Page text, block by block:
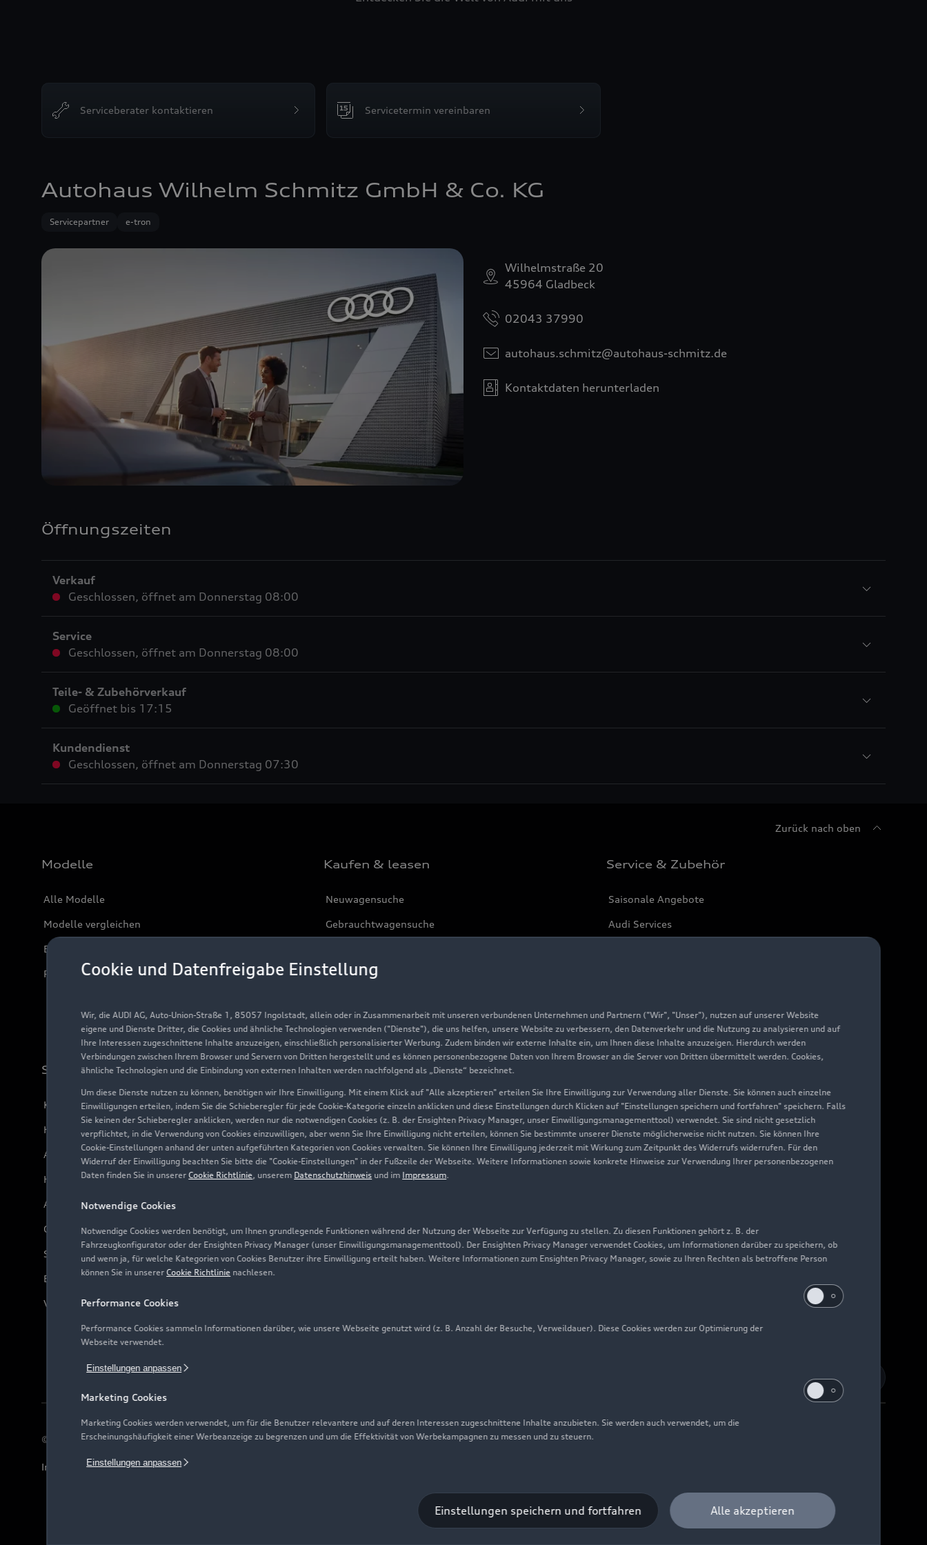
Cookie und Datenfreigabe Einstellung
Wir, die AUDI AG, Auto-Union-Straße 1, 85057 Ingolstadt, allein oder in Zusammenarbeit mit unseren verbundenen Unternehmen und Partnern ("Wir", "Unser"), nutzen auf unserer Website
eigene und Dienste Dritter, die Cookies und ähnliche Technologien verwenden ("Dienste"), die uns helfen, unsere Website zu verbessern, den Datenverkehr und die Nutzung zu analysieren und auf
Ihre Interessen zugeschnittene Inhalte anzuzeigen, einschließlich personalisierter Werbung. Zudem binden wir externe Inhalte ein, um Ihnen diese Inhalte anzuzeigen. Hierdurch werden
Verbindungen zwischen Ihrem Browser und Servern von Dritten hergestellt und es können personenbezogene Daten von Ihrem Browser an die Server von Dritten übermittelt werden. Cookies,
ähnliche Technologien und die Einbindung von externen Inhalten werden nachfolgend als „Dienste“ bezeichnet.
Um diese Dienste nutzen zu können, benötigen wir Ihre Einwilligung. Mit einem Klick auf "Alle akzeptieren" erteilen Sie Ihre Einwilligung zur Verwendung aller Dienste. Sie können auch einzelne
Einwilligungen erteilen, indem Sie die Schieberegler für jede Cookie-Kategorie einzeln anklicken und diese Einstellungen durch Klicken auf "Einstellungen speichern und fortfahren" speichern. Falls
Sie keinen der Schieberegler anklicken, werden nur die notwendigen Cookies (z. B. der Ensighten Privacy Manager, unser Einwilligungsmanagementtool) verwendet. Sie sind nicht gesetzlich
verpflichtet, in die Verwendung von Cookies einzuwilligen, aber wenn Sie Ihre Einwilligung nicht erteilen, können Sie bestimmte unserer Dienste möglicherweise nicht nutzen. Sie können Ihre
Cookie-Einstellungen anhand der unten aufgeführten Kategorien von Cookies verwalten. Sie können Ihre Einwilligung jederzeit mit Wirkung zum Zeitpunkt des Widerrufs widerrufen. Für den
Widerruf der Einwilligung beachten Sie bitte die "Cookie-Einstellungen" in der Fußzeile der Webseite. Weitere Informationen sowie konkrete Hinweise zur Verwendung Ihrer personenbezogenen
Daten finden Sie in unsererCookie Richtlinie, unserem Datenschutzhinweis und im Impressum.
Notwendige Cookies
Notwendige Cookies werden benötigt, um Ihnen grundlegende Funktionen während der Nutzung der Webseite zur Verfügung zu stellen. Zu diesen Funktionen gehört z. B. der
Fahrzeugkonfigurator oder der Ensighten Privacy Manager (unser Einwilligungsmanagementtool). Der Ensighten Privacy Manager verwendet Cookies, um Informationen darüber zu speichern, ob
und wenn ja, für welche Kategorien von Cookies Benutzer ihre Einwilligung erteilt haben. Weitere Informationen zum Ensighten Privacy Manager, sowie zu Ihren Rechten als betroffene Person
können Sie in unsererCookie Richtlinie nachlesen.
Performance Cookies
Performance Cookies sammeln Informationen darüber, wie unsere Webseite genutzt wird (z. B. Anzahl der Besuche, Verweildauer). Diese Cookies werden zur Optimierung der
Webseite verwendet.
Einstellungen anpassen
Marketing Cookies
Marketing Cookies werden verwendet, um für die Benutzer relevantere und auf deren Interessen zugeschnittene Inhalte anzubieten. Sie werden auch verwendet, um die
Erscheinungshäufigkeit einer Werbeanzeige zu begrenzen und um die Effektivität von Werbekampagnen zu messen und zu steuern.
Einstellungen anpassen
Alle akzeptieren
Einstellungen speichern und fortfahren
Serviceberater kontaktieren Servicetermin vereinbaren
Autohaus Wilhelm Schmitz GmbH & Co. KG
Servicepartner e-tron
Wilhelmstraße 20
45964 Gladbeck
02043 37990
autohaus.schmitz@autohaus-schmitz.de
Kontaktdaten herunterladen
Öffnungszeiten
Verkauf
Geschlossen, öffnet am Donnerstag 08:00
Service
Geschlossen, öffnet am Donnerstag 08:00
Teile- & Zubehörverkauf
Geöffnet bis 17:15
Kundendienst
Geschlossen, öffnet am Donnerstag 07:30
Zurück nach oben
Modelle
Alle Modelle
Modelle vergleichen
Elektromodelle
Plug-in-Hybride
Kaufen & leasen
Neuwagensuche
Gebrauchtwagensuche
Finanzierung
Geschäftskunden
Service & Zubehör
Saisonale Angebote
Audi Services
Support
Kundenservice
Händlersuche
Audi Code
Häufige Fragen (FAQ)
Audi Online Beratung
Online-Terminvereinbarung
Servicekontakt
Bordbuch & Bedienungsanleitungen
Verträge kündigen
Über Audi
Unternehmen
Karriere
Investor Relations
Presse & Media Center
Audi erleben
Newsletter
© 2026 AUDI AG. Alle Rechte vorbehalten
Impressum Rechtliches Hinweisgebersystem